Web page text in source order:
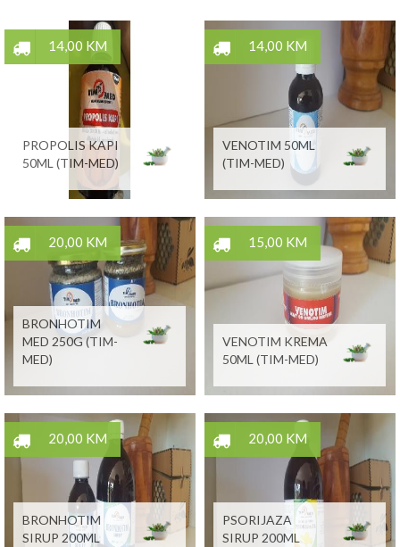
14,00 KM
PROPOLIS KAPI
50ML (TIM-MED)
14,00 KM
VENOTIM 50ML
(TIM-MED)
20,00 KM
BRONHOTIM
MED 250G (TIM-
MED)
15,00 KM
VENOTIM KREMA
50ML (TIM-MED)
20,00 KM
BRONHOTIM
SIRUP 200ML
20,00 KM
PSORIJAZA
SIRUP 200ML